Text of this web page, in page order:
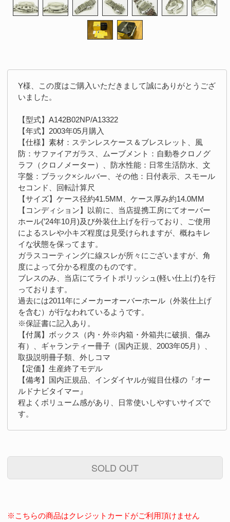
Y様、この度はご購入いただきまして誠にありがとうござ
いました。
【型式】A142B02NP/A13322
【年式】2003年05月購入
【仕様】素材：ステンレスケース＆ブレスレット、風
防：サファイアガラス、ムーブメント：自動巻クロノグ
ラフ（クロノメーター）、防水性能：日常生活防水、文
字盤：ブラック×シルバー、その他：日付表示、スモール
セコンド、回転計算尺
【サイズ】ケース径約41.5MM、ケース厚み約14.0MM
【コンディション】以前に、当店提携工房にてオーバー
ホール(’24年10月)及び外装仕上げを行っており、ご使用
によるスレや小キズ程度は見受けられますが、概ねキレ
イな状態を保ってます。
ガラスコーティングに線スレが所々にございますが、角
度によって分かる程度のものです。
ブレスのみ、当店にてライトポリッシュ(軽い仕上げ)を行
っております。
過去には2011年にメーカーオーバーホール（外装仕上げ
を含む）が行なわれているようです。
※保証書に記入あり。
【付属】ボックス（内・外※内箱・外箱共に破損、傷み
有）、ギャランティー冊子（国内正規、2003年05月）、
取扱説明冊子類、外しコマ
【定価】生産終了モデル
【備考】国内正規品、インダイヤルが縦目仕様の『オー
ルドナビタイマー』
程よくボリューム感があり、日常使いしやすいサイズで
す。
SOLD OUT
※こちらの商品はクレジットカードがご利用頂けません